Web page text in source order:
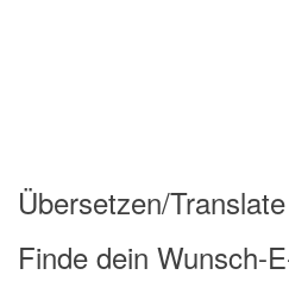
Übersetzen/Translate
Finde dein Wunsch-